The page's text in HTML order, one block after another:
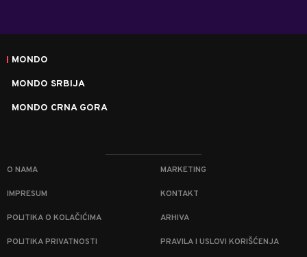
MONDO
MONDO SRBIJA
MONDO CRNA GORA
O NAMA MARKETING
IMPRESUM KONTAKT
POLITIKA O KOLAČIĆIMA ARHIVA
POLITIKA PRIVATNOSTI PRAVILA I USLOVI KORIŠĆENJA